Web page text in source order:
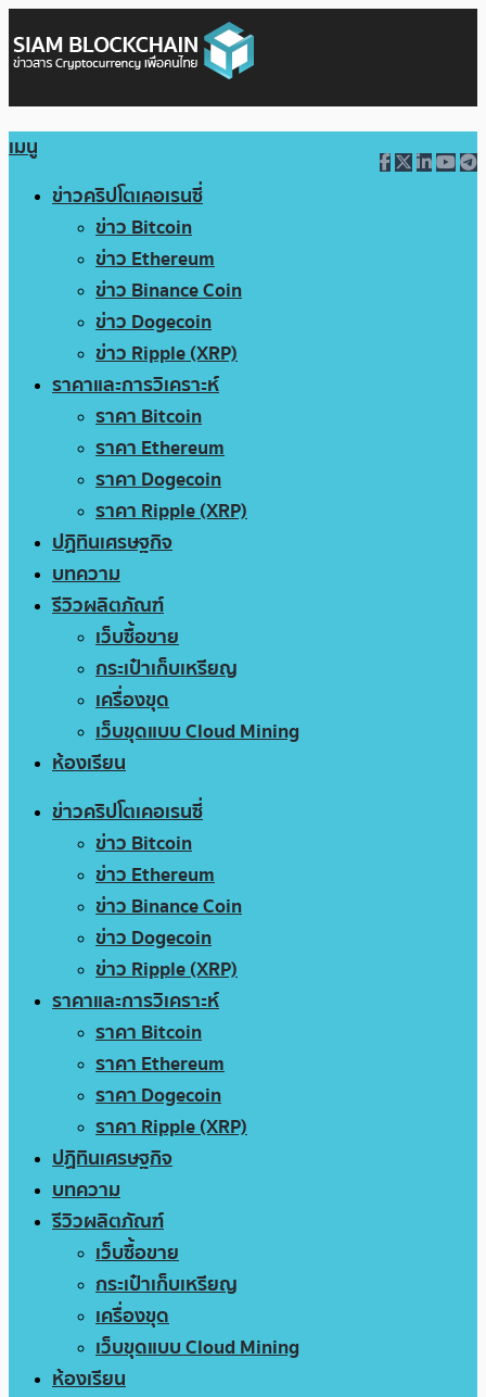
เมนู
ข่าวคริปโตเคอเรนซี่
ข่าว Bitcoin
ข่าว Ethereum
ข่าว Binance Coin
ข่าว Dogecoin
ข่าว Ripple (XRP)
ราคาและการวิเคราะห์
ราคา Bitcoin
ราคา Ethereum
ราคา Dogecoin
ราคา Ripple (XRP)
ปฏิทินเศรษฐกิจ
บทความ
รีวิวผลิตภัณฑ์
เว็บซื้อขาย
กระเป๋าเก็บเหรียญ
เครื่องขุด
เว็บขุดแบบ Cloud Mining
ห้องเรียน
ข่าวคริปโตเคอเรนซี่
ข่าว Bitcoin
ข่าว Ethereum
ข่าว Binance Coin
ข่าว Dogecoin
ข่าว Ripple (XRP)
ราคาและการวิเคราะห์
ราคา Bitcoin
ราคา Ethereum
ราคา Dogecoin
ราคา Ripple (XRP)
ปฏิทินเศรษฐกิจ
บทความ
รีวิวผลิตภัณฑ์
เว็บซื้อขาย
กระเป๋าเก็บเหรียญ
เครื่องขุด
เว็บขุดแบบ Cloud Mining
ห้องเรียน